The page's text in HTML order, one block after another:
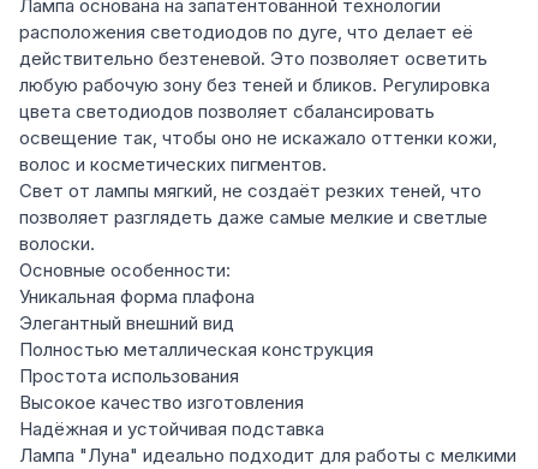
Лампа основана на запатентованной технологии
расположения светодиодов по дуге, что делает её
действительно безтеневой. Это позволяет осветить
любую рабочую зону без теней и бликов. Регулировка
цвета светодиодов позволяет сбалансировать
освещение так, чтобы оно не искажало оттенки кожи,
волос и косметических пигментов.
Свет от лампы мягкий, не создаёт резких теней, что
позволяет разглядеть даже самые мелкие и светлые
волоски.
Основные особенности:
Уникальная форма плафона
Элегантный внешний вид
Полностью металлическая конструкция
Простота использования
Высокое качество изготовления
Надёжная и устойчивая подставка
Лампа "Луна" идеально подходит для работы с мелкими